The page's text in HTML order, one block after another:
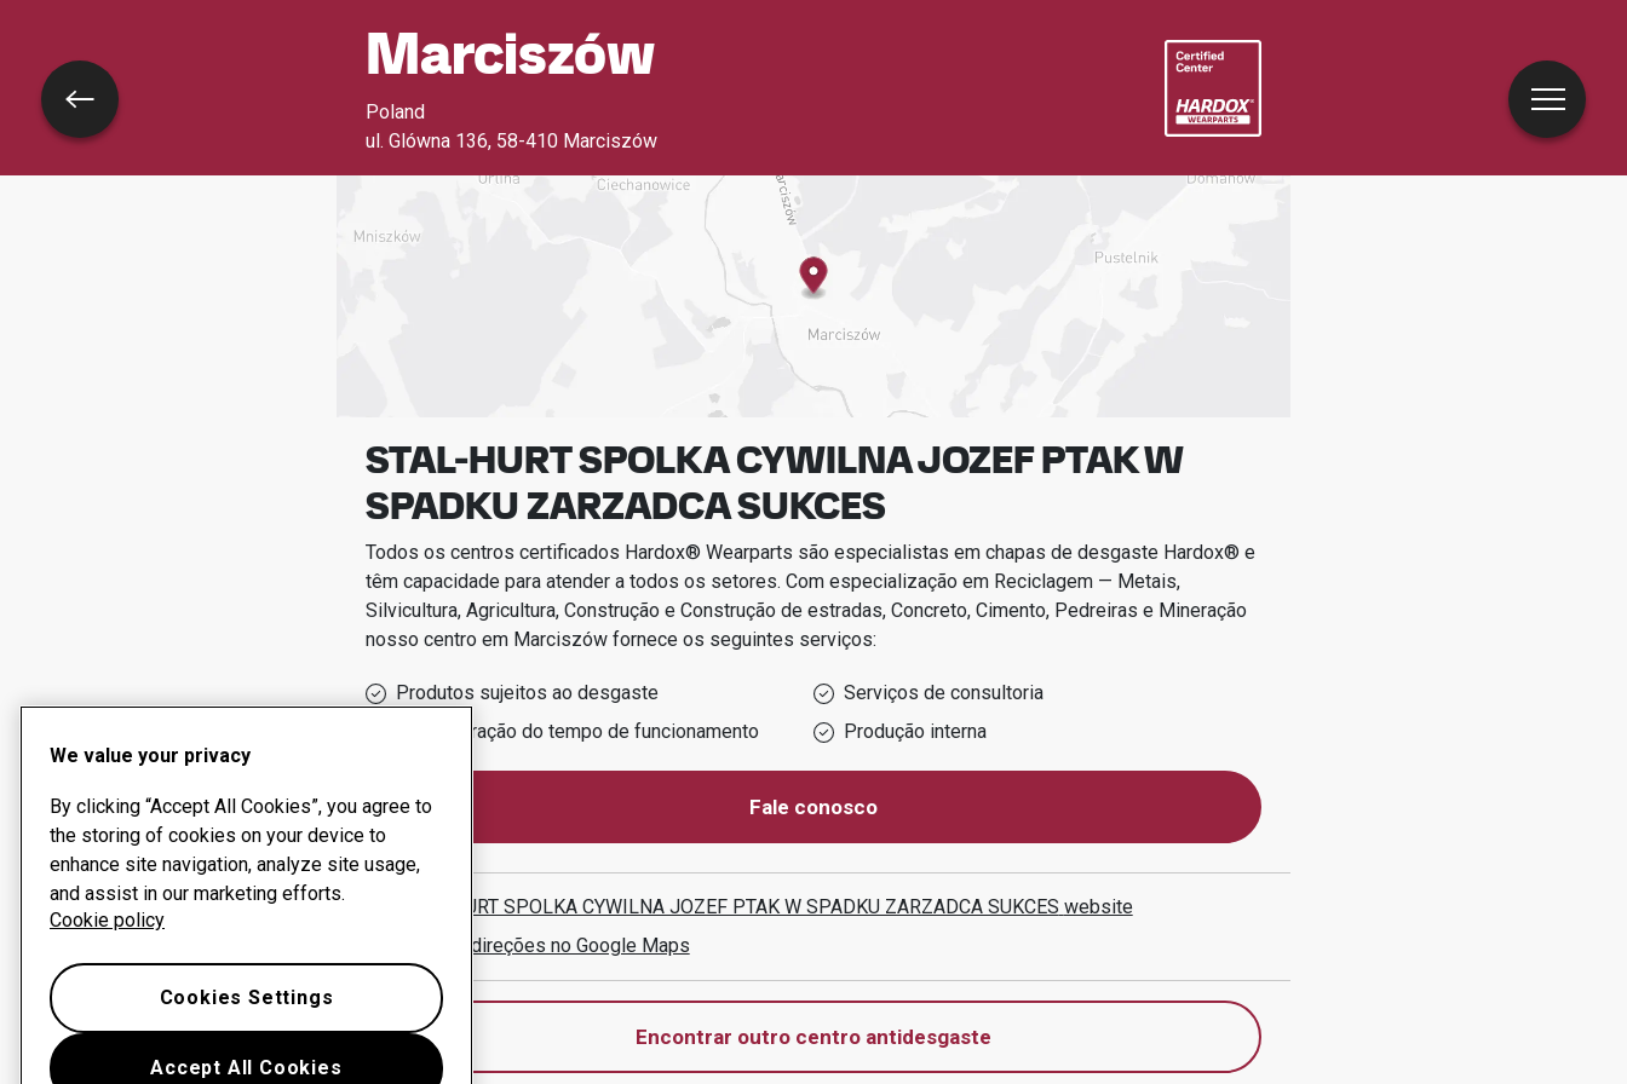
Marciszów
Poland
ul. Glówna 136, 58-410 Marciszów
STAL-HURT SPOLKA CYWILNA JOZEF PTAK W
SPADKU ZARZADCA SUKCES
Todos os centros certificados Hardox® Wearparts são especialistas em chapas de desgaste Hardox® e
têm capacidade para atender a todos os setores. Com especialização em Reciclagem — Metais,
Silvicultura, Agricultura, Construção e Construção de estradas, Concreto, Cimento, Pedreiras e Mineração
nosso centro em Marciszówfornece os seguintes serviços:
Produtos sujeitos ao desgaste
Serviços de consultoria
Administração do tempo de funcionamento
Produção interna
Fale conosco
STAL-HURT SPOLKA CYWILNA JOZEF PTAK W SPADKU ZARZADCA SUKCES website
Mostrar direções no Google Maps
Encontrar outro centro antidesgaste
Voltar
We value your privacy
By clicking “Accept All Cookies”, you agree to
the storing of cookies on your device to
enhance site navigation, analyze site usage,
and assist in our marketing efforts.
Cookie policy
Accept All Cookies
Cookies Settings